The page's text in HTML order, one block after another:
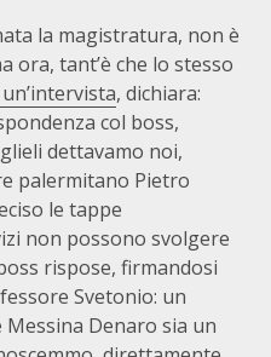
la magistratura, non è
ora, tant’è che lo stesso
, dichiara:
col boss,
dettavamo noi,
palermitano Pietro
le tappe
non possono svolgere
rispose, firmandosi
Svetonio: un
Denaro sia un